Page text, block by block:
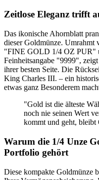
Zeitlose Eleganz trifft
Das ikonische Ahornblatt
dieser Goldmünze.
"FINE GOLD 1/4 OZ PUR"
Feinheitsangabe "9999",
ihrer besten Seite. Die
King Charles III. – ein
etwas ganz Besonderem
"Gold ist die älteste
noch nie seinen Wert
kommt und geht, bleibt
Warum die 1/4 Unze
Portfolio gehört
Diese kompakte Goldmünze